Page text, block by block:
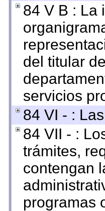
84 V B : La
del titular
servicios
84 VI - :
84 VII - :
trámites,
contengan
programas